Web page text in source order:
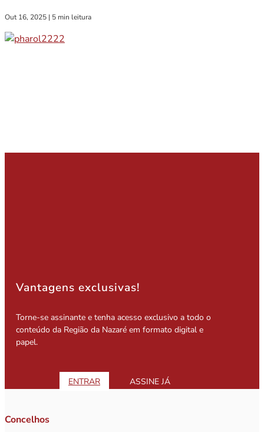
Out 16, 2025 | 5 min leitura
Vantagens exclusivas!
Torne-se assinante e tenha acesso exclusivo a todo o
conteúdo da Região da Nazaré em formato digital e
papel.
ENTRAR ASSINE JÁ
Concelhos